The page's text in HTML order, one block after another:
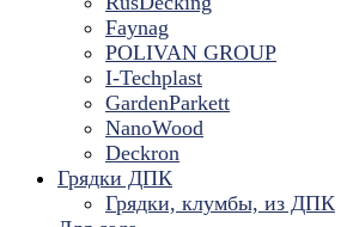
Faynag
POLIVAN GROUP
I-Techplast
GardenParkett
NanoWood
Deckron
Грядки ДПК
Грядки, клумбы, из ДПК